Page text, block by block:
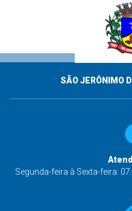
SÃO JERÔNIMO
Segunda-feira à Sexta-feira: